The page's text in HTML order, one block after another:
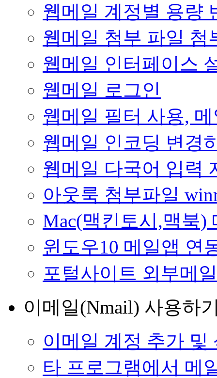
웹메일 계정별 용량
웹메일 첨부 파일 첨
웹메일 인터페이스
웹메일 로그인
웹메일 필터 사용,
웹메일 인코딩 변경
웹메일 다국어 입력
아웃룩 첨부파일
Mac(맥킨토시,맥북)
윈도우10 메일앱 연
포털사이트 외부메
이메일(Nmail) 사용하
이메일 계정 추가 및
타 프로그램에서 메